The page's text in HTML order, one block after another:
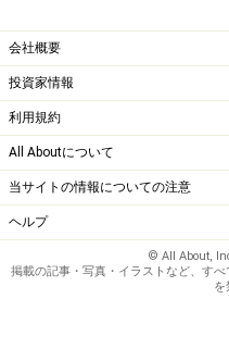
ラザニアのはじにソ
会社概要
投資家情報
利用規約
All Aboutについて
当サイトの情報についての注意
ヘルプ
© All About,
掲載の記事・写真・イラストなど、す
を